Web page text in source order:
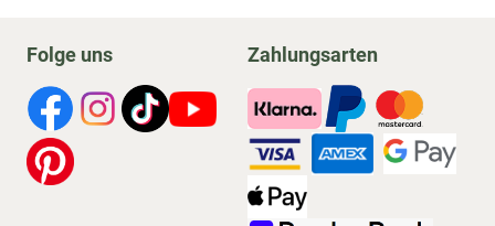
Folge uns Zahlungsarten